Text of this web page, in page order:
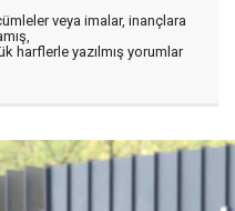
veya imalar, inançlara
harflerle yazılmış yorumlar